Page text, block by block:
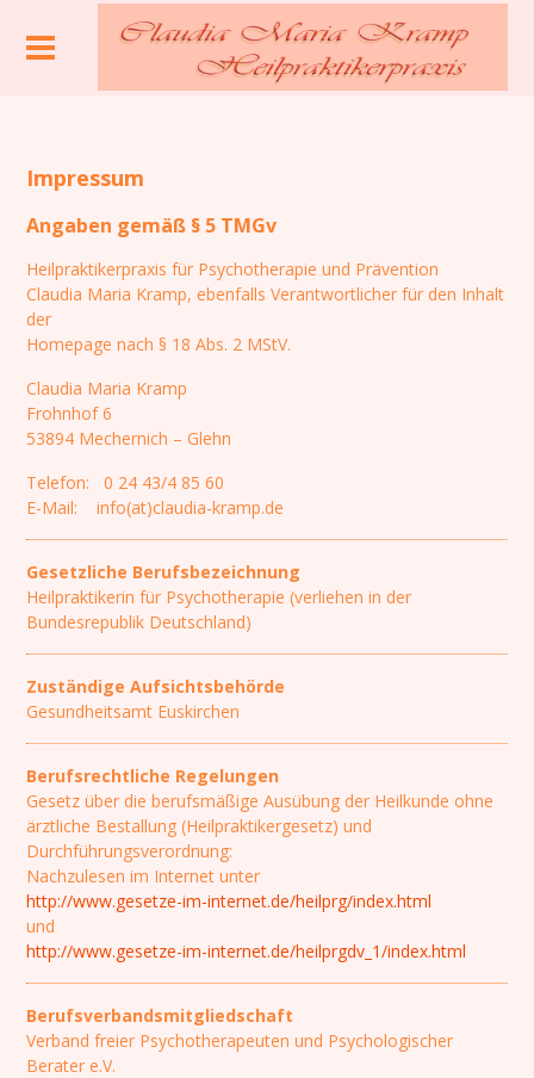
Impressum
Angaben gemäß § 5 TMGv
Heilpraktikerpraxis für Psychotherapie und Prävention
Claudia Maria Kramp, ebenfalls Verantwortlicher für den Inhalt
der
Homepage nach § 18 Abs. 2 MStV.
Claudia Maria Kramp
Frohnhof 6
53894 Mechernich – Glehn
Telefon: 0 24 43/4 85 60
E-Mail: info(at)claudia-kramp.de
Gesetzliche Berufsbezeichnung
Heilpraktikerin für Psychotherapie (verliehen in der
Bundesrepublik Deutschland)
Zuständige Aufsichtsbehörde
Gesundheitsamt Euskirchen
Berufsrechtliche Regelungen
Gesetz über die berufsmäßige Ausübung der Heilkunde ohne
ärztliche Bestallung (Heilpraktikergesetz) und
Durchführungsverordnung:
Nachzulesen im Internet unter
http://www.gesetze-im-internet.de/heilprg/index.html
und
http://www.gesetze-im-internet.de/heilprgdv_1/index.html
Berufsverbandsmitgliedschaft
Verband freier Psychotherapeuten und Psychologischer
Berater e.V.